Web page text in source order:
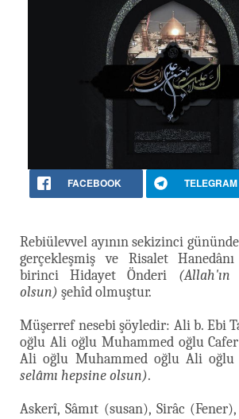
FACEBOOK TELEGRAM
Rebiülevvel ayının sekizinci
gerçekleşmiş ve Risalet
birinci Hidayet Önderi (Allah'ın
olsun) şehîd olmuştur.
Müşerref nesebi şöyledir: Ali b. Ebi
oğlu Ali oğlu Muhammed oğlu
Ali oğlu Muhammed oğlu Ali oğlu
selâmı hepsine olsun).
Askerî, Sâmıt (susan), Sirâc